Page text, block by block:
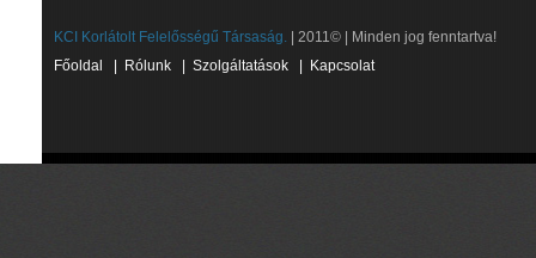
KCI Korlátolt Felelősségű Társaság. | 2011© | Minden jog fenntartva!
Főoldal
Rólunk Szolgáltatások Kapcsolat